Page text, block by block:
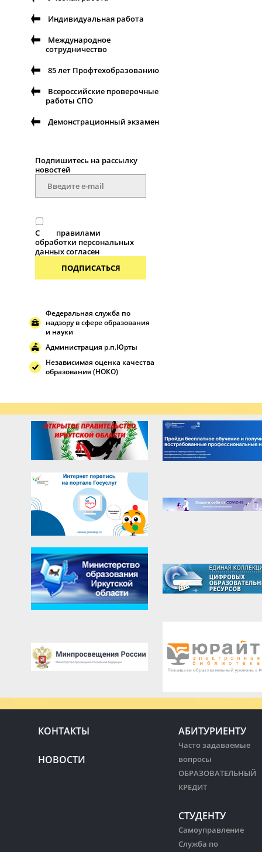
Индивидуальная работа
Международное
сотрудничество
85 лет Профтехобразованию
Всероссийские проверочные
работы СПО
Демонстрационный экзамен
Подпишитесь на рассылку
новостей
С
правилами
обработки персональных
данных согласен
ПОДПИСАТЬСЯ
Федеральная служба по
надзору в сфере образования
и науки
Администрация р.п.Юрты
Независимая оценка качества
образования (НОКО)
КОНТАКТЫ
НОВОСТИ
АБИТУРИЕНТУ
Часто задаваемые
вопросы
ОБРАЗОВАТЕЛЬНЫЙ
КРЕДИТ
СТУДЕНТУ
Самоуправление
Служба по